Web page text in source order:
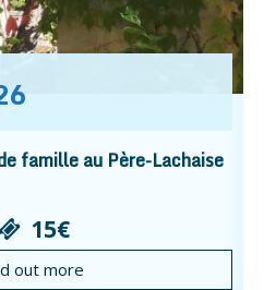
famille au Père-Lachaise
15€
out more